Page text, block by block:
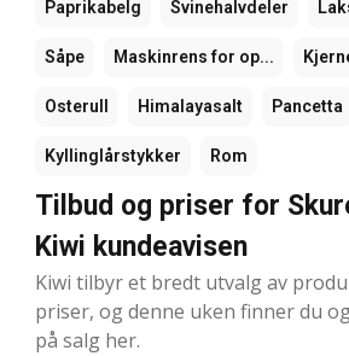
Paprikabelg Svinehalvdeler
Såpe Maskinrens for op...
Osterull Himalayasalt Pancetta
Kyllinglårstykker Rom
Tilbud og priser for
Kiwi kundeavisen
Kiwi tilbyr et bredt utvalg av
priser, og denne uken finner du
på salg her.